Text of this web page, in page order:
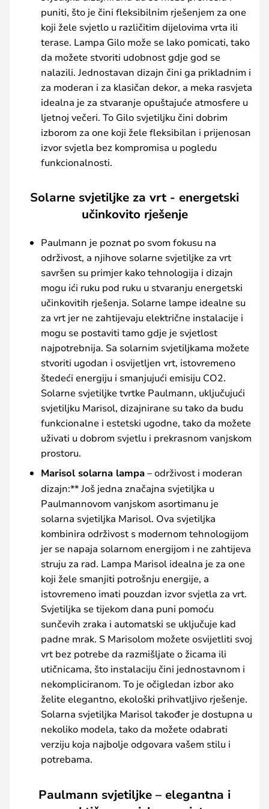
puniti, što je čini fleksibilnim rješenjem za one
koji žele svjetlo u različitim dijelovima vrta ili
terase. Lampa Gilo može se lako pomicati, tako
da možete stvoriti udobnost gdje god se
nalazili. Jednostavan dizajn čini ga prikladnim i
za moderan i za klasičan dekor, a meka rasvjeta
idealna je za stvaranje opuštajuće atmosfere u
ljetnoj večeri. To Gilo svjetiljku čini dobrim
izborom za one koji žele fleksibilan i prijenosan
izvor svjetla bez kompromisa u pogledu
funkcionalnosti.
Solarne svjetiljke za vrt - energetski
učinkovito rješenje
Paulmann je poznat po svom fokusu na
održivost, a njihove solarne svjetiljke za vrt
savršen su primjer kako tehnologija i dizajn
mogu ići ruku pod ruku u stvaranju energetski
učinkovitih rješenja. Solarne lampe idealne su
za vrt jer ne zahtijevaju električne instalacije i
mogu se postaviti tamo gdje je svjetlost
najpotrebnija. Sa solarnim svjetiljkama možete
stvoriti ugodan i osvijetljen vrt, istovremeno
štedeći energiju i smanjujući emisiju CO2.
Solarne svjetiljke tvrtke Paulmann, uključujući
svjetiljku Marisol, dizajnirane su tako da budu
funkcionalne i estetski ugodne, tako da možete
uživati u dobrom svjetlu i prekrasnom vanjskom
prostoru.
Marisol solarna lampa– održivost i moderan
dizajn:** Još jedna značajna svjetiljka u
Paulmannovom vanjskom asortimanu je
solarna svjetiljka Marisol. Ova svjetiljka
kombinira održivost s modernom tehnologijom
jer se napaja solarnom energijom i ne zahtijeva
struju za rad. Lampa Marisol idealna je za one
koji žele smanjiti potrošnju energije, a
istovremeno imati pouzdan izvor svjetla za vrt.
Svjetiljka se tijekom dana puni pomoću
sunčevih zraka i automatski se uključuje kad
padne mrak. S Marisolom možete osvijetliti svoj
vrt bez potrebe da razmišljate o žicama ili
utičnicama, što instalaciju čini jednostavnom i
nekompliciranom. To je očigledan izbor ako
želite elegantno, ekološki prihvatljivo rješenje.
Solarna svjetiljka Marisol također je dostupna u
nekoliko modela, tako da možete odabrati
verziju koja najbolje odgovara vašem stilu i
potrebama.
Paulmann svjetiljke – elegantna i